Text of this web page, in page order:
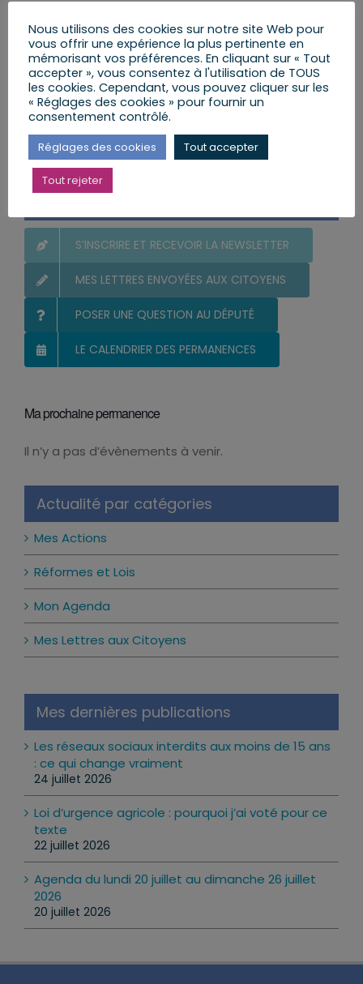
lundi, 13 Juil 2026
Rechercher:
S’INSCRIRE ET RECEVOIR LA NEWSLETTER
MES LETTRES ENVOYÉES AUX CITOYENS
POSER UNE QUESTION AU DÉPUTÉ
LE CALENDRIER DES PERMANENCES
Ma prochaine permanence
Notice
Il n’y a pas d’évènements à venir.
Actualité par catégories
Mes Actions
Réformes et Lois
Mon Agenda
Mes Lettres aux Citoyens
Mes dernières publications
Les réseaux sociaux interdits aux moins de 15 ans
: ce qui change vraiment
24 juillet 2026
Loi d’urgence agricole : pourquoi j’ai voté pour ce
texte
22 juillet 2026
Agenda du lundi 20 juillet au dimanche 26 juillet
2026
20 juillet 2026
Nous utilisons des cookies sur notre site Web pour
vous offrir une expérience la plus pertinente en
mémorisant vos préférences. En cliquant sur « Tout
accepter », vous consentez à l'utilisation de TOUS
les cookies. Cependant, vous pouvez cliquer sur les
« Réglages des cookies » pour fournir un
consentement contrôlé.
Réglages des cookies Tout accepter
Tout rejeter